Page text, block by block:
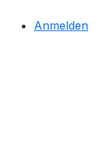
Anmelden